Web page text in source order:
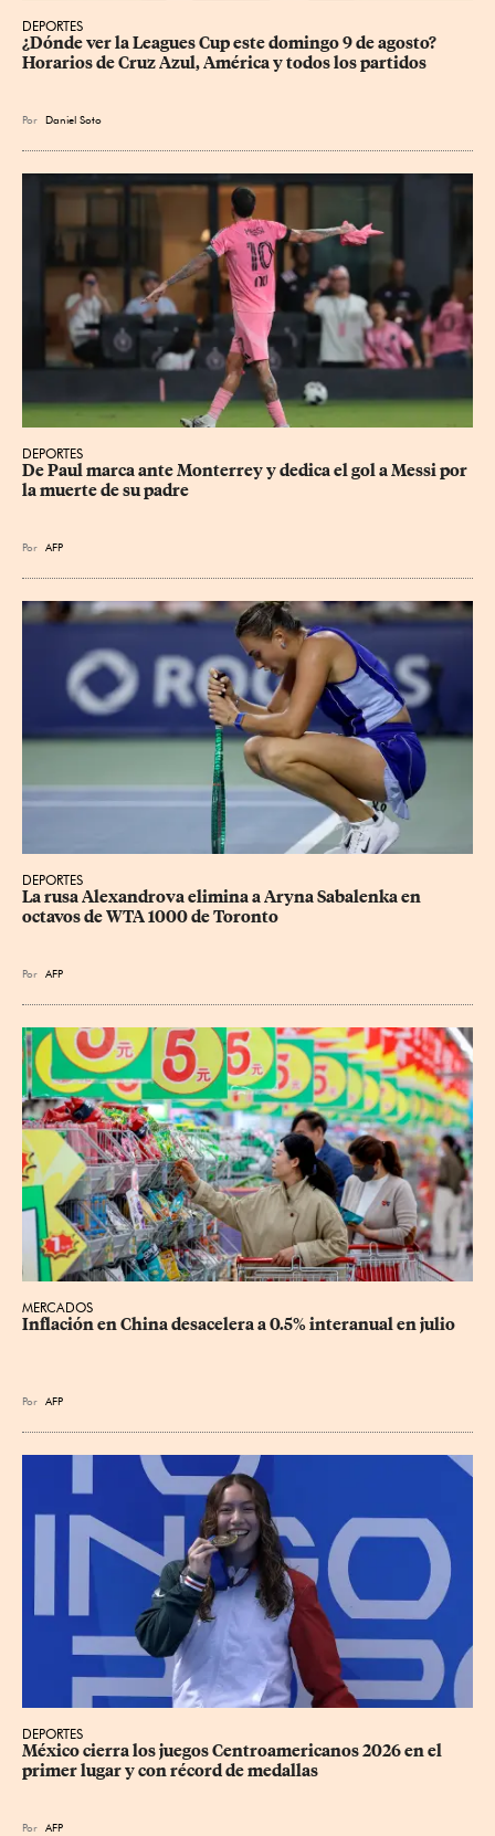
DEPORTES
¿Dónde ver la Leagues Cup este domingo 9 de agosto?
Horarios de Cruz Azul, América y todos los partidos
Por Daniel Soto
DEPORTES
De Paul marca ante Monterrey y dedica el gol a Messi por
la muerte de su padre
Por AFP
DEPORTES
La rusa Alexandrova elimina a Aryna Sabalenka en
octavos de WTA 1000 de Toronto
Por AFP
MERCADOS
Inflación en China desacelera a 0.5% interanual en julio
Por AFP
DEPORTES
México cierra los juegos Centroamericanos 2026 en el
primer lugar y con récord de medallas
Por AFP